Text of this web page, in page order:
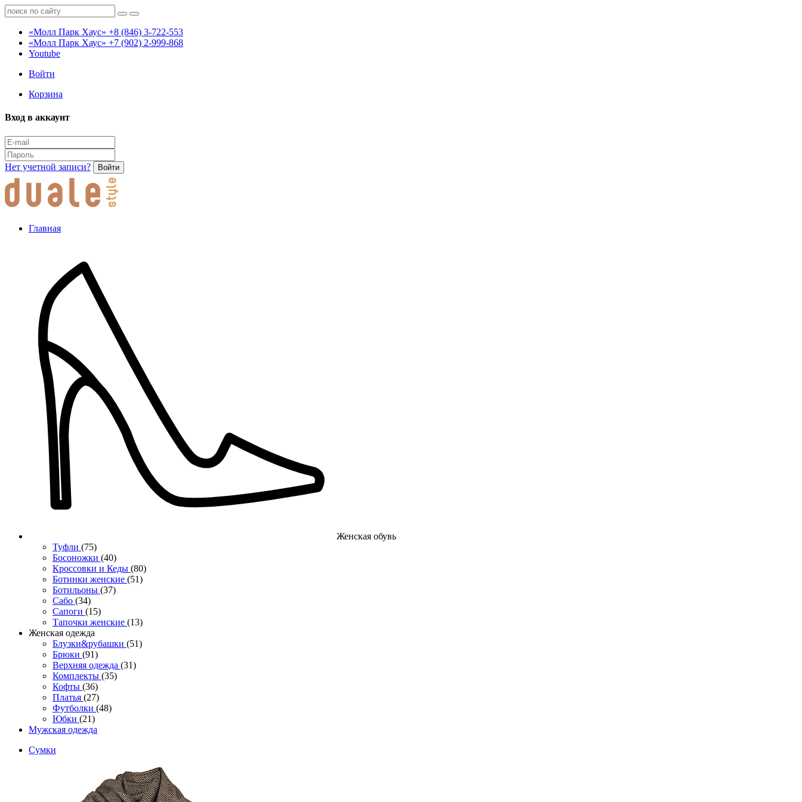
«Молл Парк Хаус» +8 (846) 3-722-553
«Молл Парк Хаус» +7 (902) 2-999-868
Youtube
Войти
Корзина
Вход в аккаунт
Нет учетной записи? Войти
Главная
Женcкая обувь
Туфли (75)
Босоножки (40)
Кроссовки и Кеды (80)
Ботинки женские (51)
Ботильоны (37)
Сабо (34)
Сапоги (15)
Тапочки женские (13)
Женская одежда
Блузки&рубашки (51)
Брюки (91)
Верхняя одежда (31)
Комплекты (35)
Кофты (36)
Платья (27)
Футболки (48)
Юбки (21)
Мужская одежда
Сумки